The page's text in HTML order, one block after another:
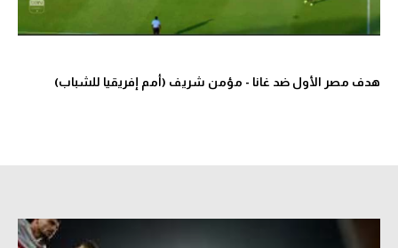
الوطن العربي
رياضة نسائية
هدف مصر الأول ضد غانا - مؤمن شريف (أمم إفريقيا للشباب)